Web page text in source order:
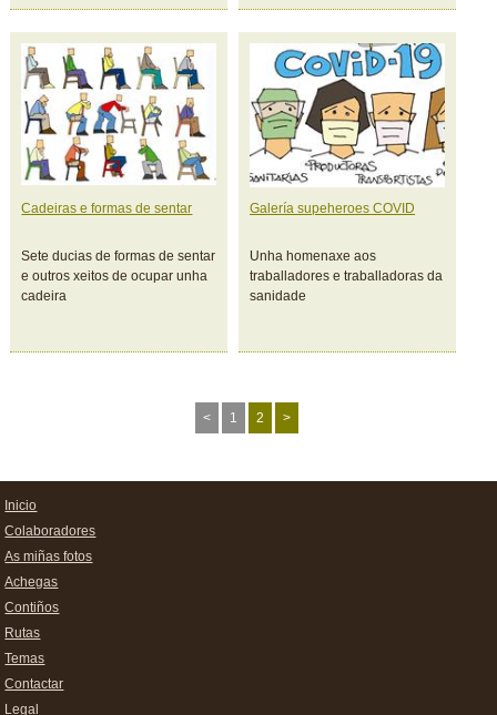
Cadeiras e formas de sentar
Sete ducias de formas de sentar
e outros xeitos de ocupar unha
cadeira
Galería supeheroes COVID
Unha homenaxe aos
traballadores e traballadoras da
sanidade
< 1 2 >
Inicio
Colaboradores
As miñas fotos
Achegas
Contiños
Rutas
Temas
Contactar
Legal